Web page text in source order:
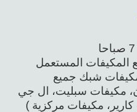
المكيفات المستعمل
(مكيفات شبك جميع
مكيفات سبليت، ال جي
مكيفات مركزية )